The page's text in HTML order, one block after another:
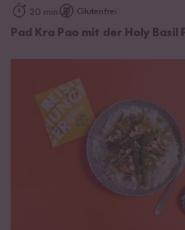
20 min Glutenfrei
Pad Kra Pao mit der Holy Basil